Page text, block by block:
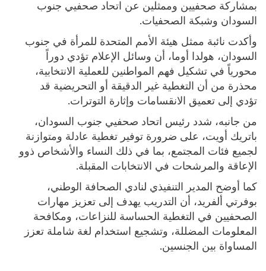
بمشاركة صحفيين وممثلين عن اتحاد صحفيي جنوب
السودان وشبكة الصحفيات.
وأكدت نائبة ممثل هيئة الأمم المتحدة للمرأة في جنوب
السودان، هولدا أوما، أن وسائل الإعلام تؤدي دوراً
محورياً في تشكيل فهم المواطنين للعملية الانتخابية،
محذرة من أن التغطية غير الدقيقة أو التحريضية قد
تؤدي إلى تعميق الانقسامات وإثارة التوترات.
من جانبه، شدد رئيس اتحاد صحفيي جنوب السودان،
باتريك أويت، على ضرورة توفير تغطية عادلة ومتوازنة
لجميع فئات المجتمع، بما في ذلك النساء والأشخاص ذوو
الإعاقة والمرشحات في الانتخابات المقبلة.
كما أوضح المدير التنفيذي لنادي الصحافة الوطني،
بوفرتي ألفريد، أن التدريب يهدف إلى تعزيز مهارات
الصحفيين في التغطية الحساسة للنزاعات، ومكافحة
المعلومات المضللة، وتشجيع استخدام لغة شاملة تعزز
المساواة بين الجنسين.